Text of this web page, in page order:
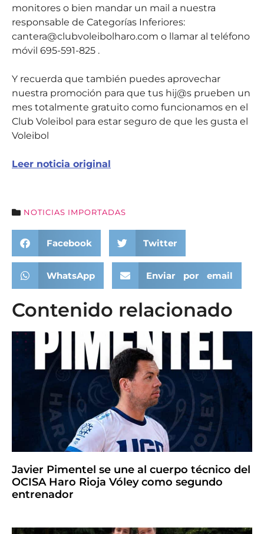
monitores o bien mandar un mail a nuestra
responsable de Categorías Inferiores:
cantera@clubvoleibolharo.com o llamar al teléfono
móvil 695-591-825 .
Y recuerda que también puedes aprovechar
nuestra promoción para que tus hij@s prueben un
mes totalmente gratuito como funcionamos en el
Club Voleibol para estar seguro de que les gusta el
Voleibol
Leer noticia original
NOTICIAS IMPORTADAS
Facebook Twitter
WhatsApp Enviar por email
Contenido relacionado
Javier Pimentel se une al cuerpo técnico del
OCISA Haro Rioja Vóley como segundo
entrenador